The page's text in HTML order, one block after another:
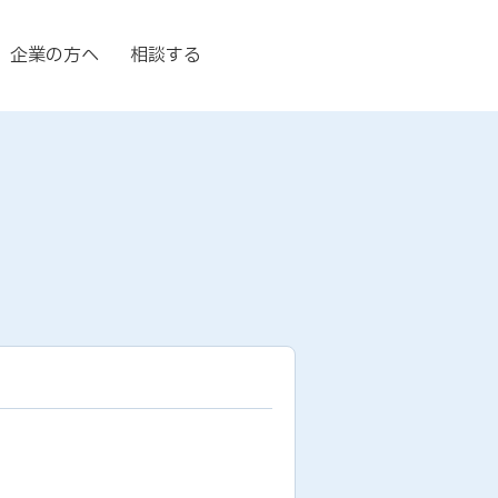
企業の方へ 相談する